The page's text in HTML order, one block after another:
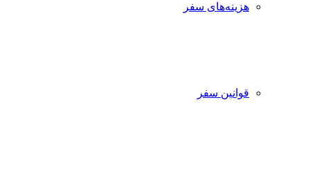
هزینه‌های سفر
قوانین سفر